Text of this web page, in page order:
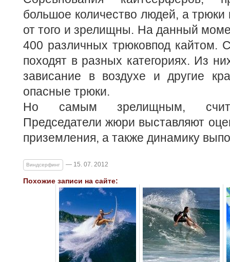
большое количество людей, а трюки
от того и зрелищны. На данный
400 различных трюковпод кайтом.
походят в разных категориях. Из
зависание в воздухе и другие
опасные трюки.
Но самым зрелищным,
Председатели жюри выставляют
приземления, а также динамику
Виндсерфинг — 15. 07. 2012
Похожие записи на сайте: